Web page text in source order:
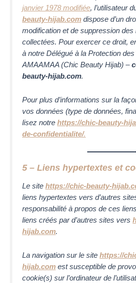
janvier 1978 modifiée, l’utilisateur
beauty-hijab.com dispose d’un
modification et de suppression des
collectées. Pour exercer ce droit,
à notre Délégué à la Protection
AMAAMAA (Chic Beauty Hijab) –
beauty-hijab.com.
Pour plus d’informations sur la
vos données (type de données,
lisez notre https://chic-beauty-
de-confidentialite/.
5 – Liens hypertextes et
Le site https://chic-beauty-
liens hypertextes vers d’autres
responsabilité à propos de ces
liens créés par d’autres sites vers
hijab.com.
La navigation sur le site https://
hijab.com est susceptible de
cookie(s) sur l’ordinateur de